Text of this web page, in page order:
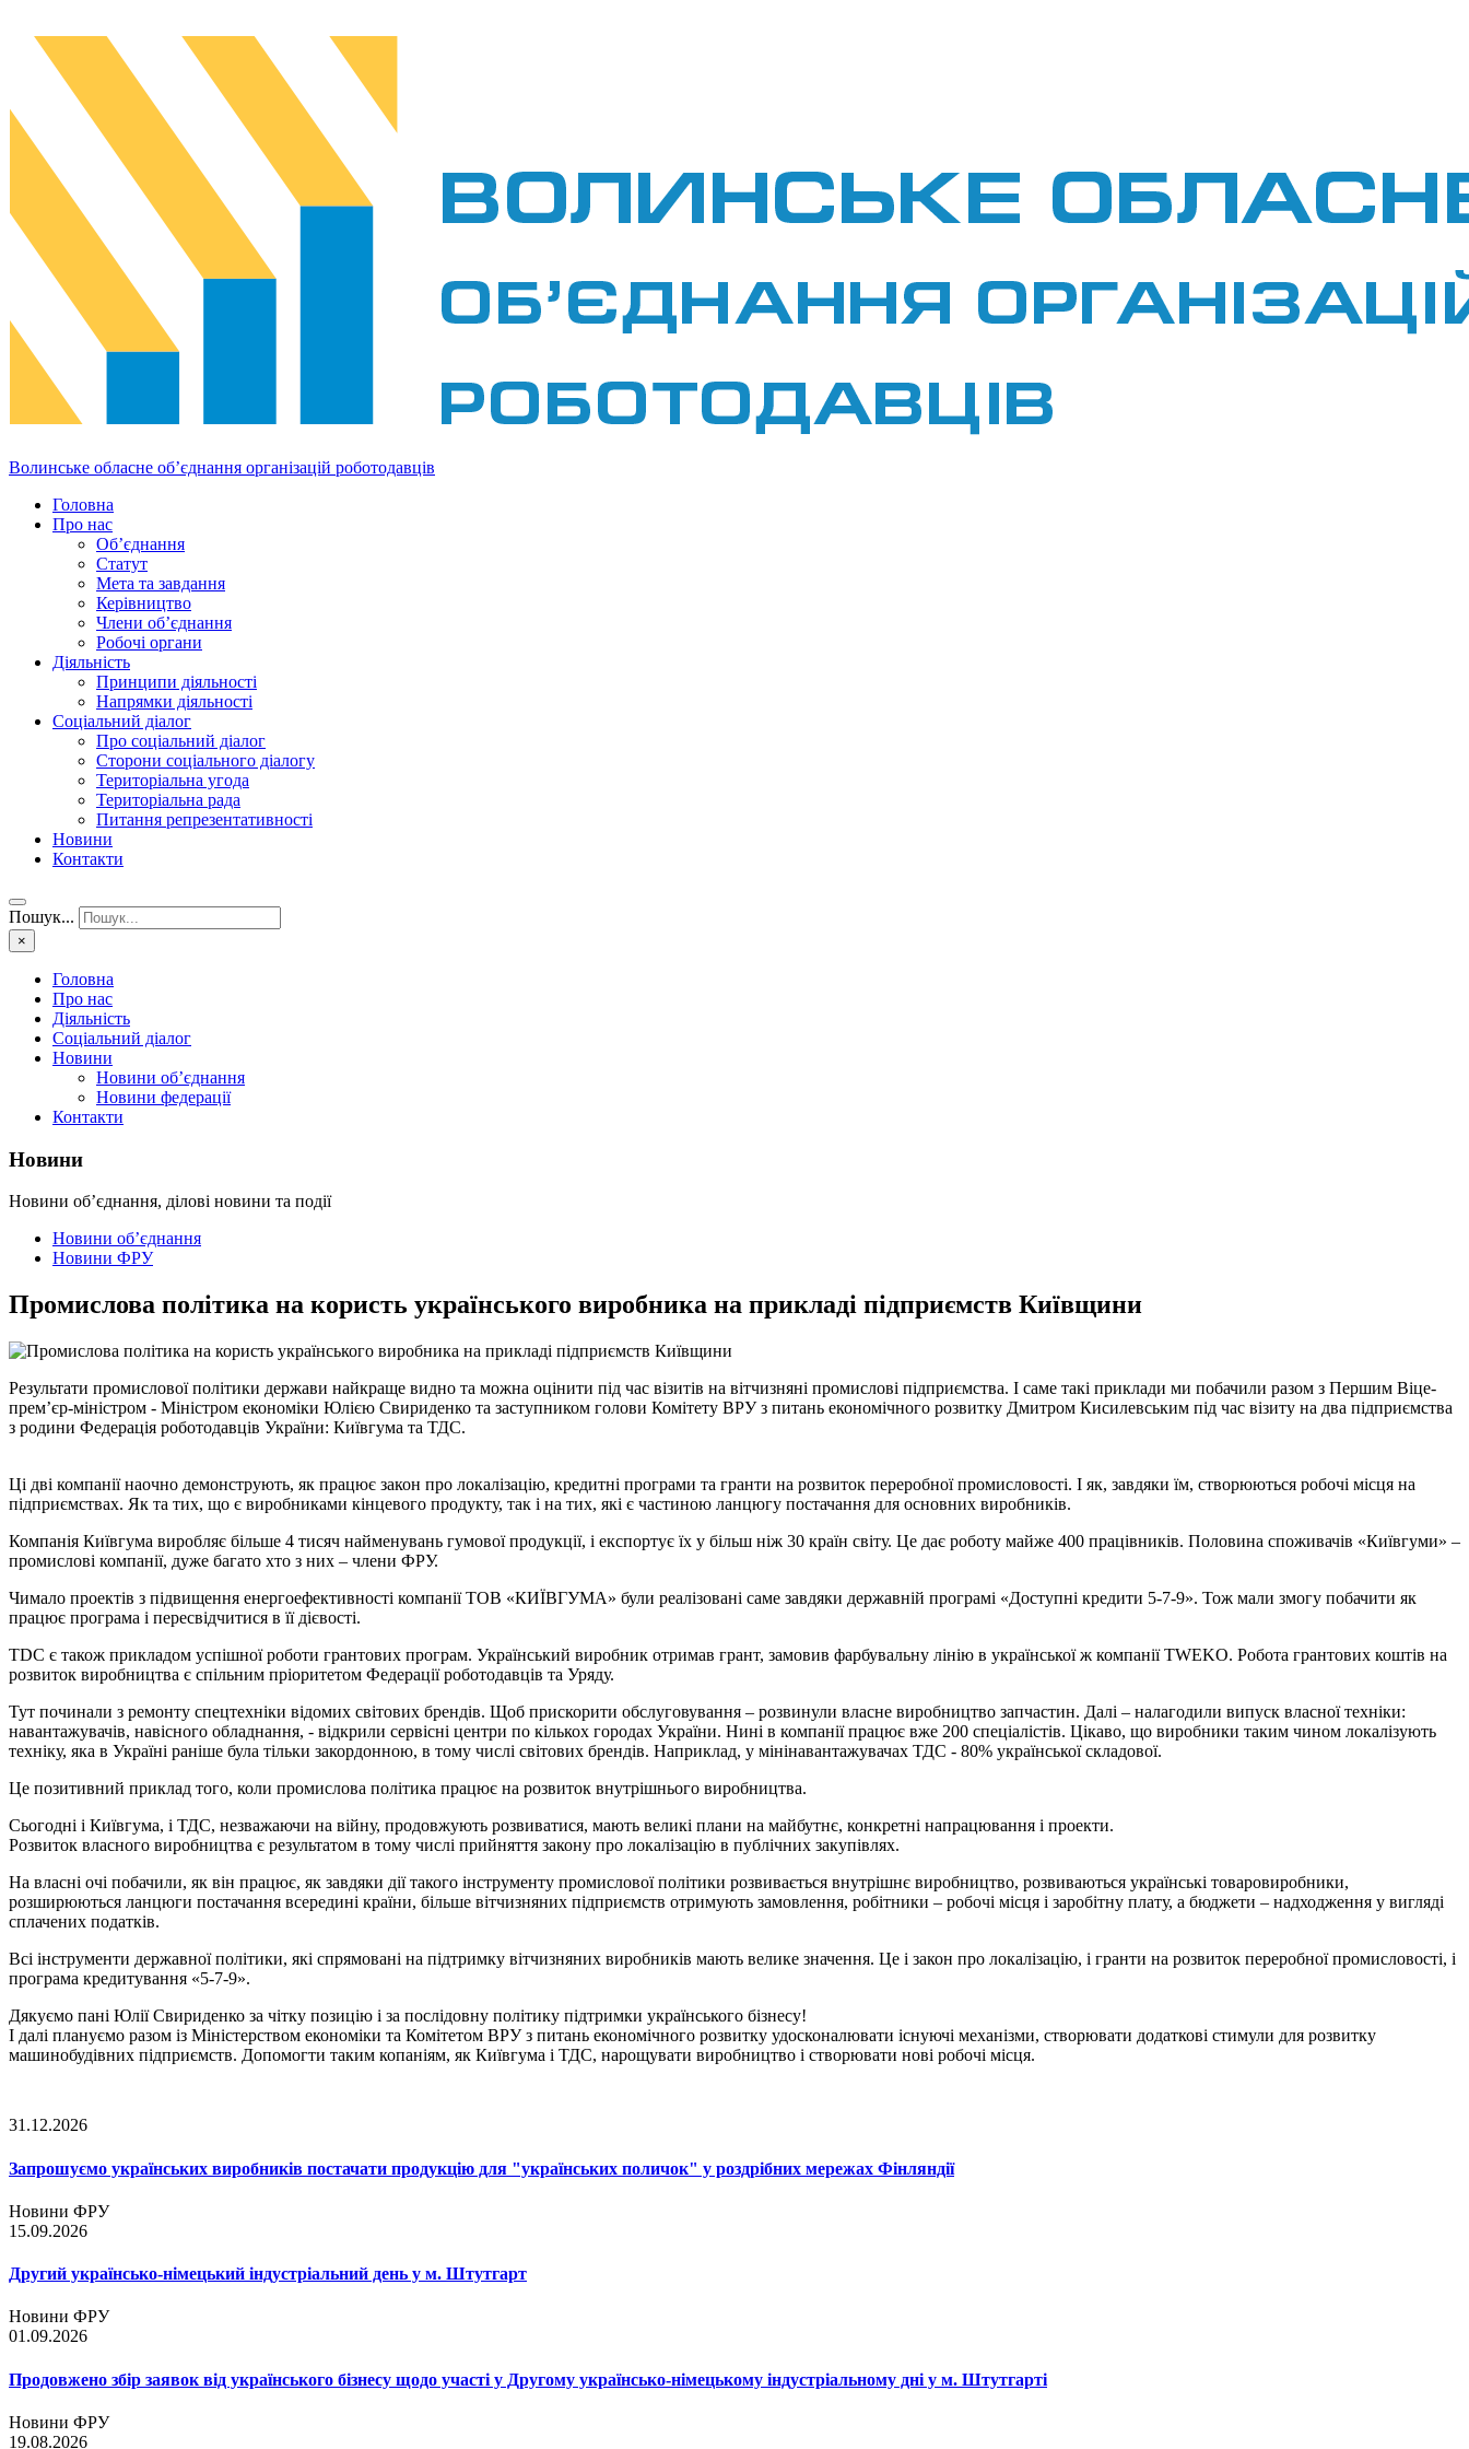
Волинське обласне об’єднання організацій роботодавців
Головна
Про нас
Об’єднання
Статут
Мета та завдання
Керівництво
Члени об’єднання
Робочі органи
Діяльність
Принципи діяльності
Напрямки діяльності
Соціальний діалог
Про соціальний діалог
Сторони соціального діалогу
Територіальна угода
Територіальна рада
Питання репрезентативності
Новини
Контакти
Пошук...
×
Головна
Про нас
Діяльність
Соціальний діалог
Новини
Новини об’єднання
Новини федерації
Контакти
Новини
Новини об’єднання, ділові новини та події
Новини об’єднання
Новини ФРУ
Промислова політика на користь українського виробника на прикладі підприємств Київщини
Результати промислової політики держави найкраще видно та можна оцінити під час візитів на вітчизняні промислові підприємства. І саме такі приклади ми побачили разом з Першим Віце-
прем’єр-міністром - Міністром економіки Юлією Свириденко та заступником голови Комітету ВРУ з питань економічного розвитку Дмитром Кисилевським під час візиту на два підприємства
з родини Федерація роботодавців України: Київгума та ТДС.
Ці дві компанії наочно демонструють, як працює закон про локалізацію, кредитні програми та гранти на розвиток переробної промисловості. І як, завдяки їм, створюються робочі місця на
підприємствах. Як та тих, що є виробниками кінцевого продукту, так і на тих, які є частиною ланцюгу постачання для основних виробників.
Компанія Київгума виробляє більше 4 тисяч найменувань гумової продукції, і експортує їх у більш ніж 30 країн світу. Це дає роботу майже 400 працівників. Половина споживачів «Київгуми» –
промислові компанії, дуже багато хто з них – члени ФРУ.
Чимало проектів з підвищення енергоефективності компанії ТОВ «КИЇВГУМА» були реалізовані саме завдяки державній програмі «Доступні кредити 5-7-9». Тож мали змогу побачити як
працює програма і пересвідчитися в її дієвості.
TDC є також прикладом успішної роботи грантових програм. Український виробник отримав грант, замовив фарбувальну лінію в української ж компанії TWEKO. Робота грантових коштів на
розвиток виробництва є спільним пріоритетом Федерації роботодавців та Уряду.
Тут починали з ремонту спецтехніки відомих світових брендів. Щоб прискорити обслуговування – розвинули власне виробництво запчастин. Далі – налагодили випуск власної техніки:
навантажувачів, навісного обладнання, - відкрили сервісні центри по кількох городах України. Нині в компанії працює вже 200 спеціалістів. Цікаво, що виробники таким чином локалізують
техніку, яка в Україні раніше була тільки закордонною, в тому числі світових брендів. Наприклад, у мінінавантажувачах ТДС - 80% української складової.
Це позитивний приклад того, коли промислова політика працює на розвиток внутрішнього виробництва.
Сьогодні і Київгума, і ТДС, незважаючи на війну, продовжують розвиватися, мають великі плани на майбутнє, конкретні напрацювання і проекти.
Розвиток власного виробництва є результатом в тому числі прийняття закону про локалізацію в публічних закупівлях.
На власні очі побачили, як він працює, як завдяки дії такого інструменту промислової політики розвивається внутрішнє виробництво, розвиваються українські товаровиробники,
розширюються ланцюги постачання всередині країни, більше вітчизняних підприємств отримують замовлення, робітники – робочі місця і заробітну плату, а бюджети – надходження у вигляді
сплачених податків.
Всі інструменти державної політики, які спрямовані на підтримку вітчизняних виробників мають велике значення. Це і закон про локалізацію, і гранти на розвиток переробної промисловості, і
програма кредитування «5-7-9».
Дякуємо пані Юлії Свириденко за чітку позицію і за послідовну політику підтримки українського бізнесу!
І далі плануємо разом із Міністерством економіки та Комітетом ВРУ з питань економічного розвитку удосконалювати існуючі механізми, створювати додаткові стимули для розвитку
машинобудівних підприємств. Допомогти таким копаніям, як Київгума і ТДС, нарощувати виробництво і створювати нові робочі місця.
31.12.2026
Запрошуємо українських виробників постачати продукцію для "українських поличок" у роздрібних мережах Фінляндії
Новини ФРУ
15.09.2026
Другий українсько-німецький індустріальний день у м. Штутгарт
Новини ФРУ
01.09.2026
Продовжено збір заявок від українського бізнесу щодо участі у Другому українсько-німецькому індустріальному дні у м. Штутгарті
Новини ФРУ
19.08.2026